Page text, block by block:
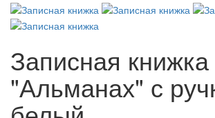
Записная книжка
"Альманах" с